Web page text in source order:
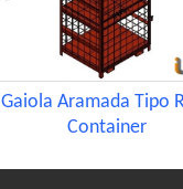
Gaiola Aramada Tipo
Container